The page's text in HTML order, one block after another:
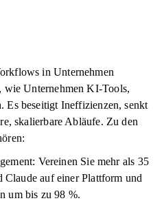
in Unternehmen
wie Unternehmen KI-Tools,
Es beseitigt Ineffizienzen, senkt
skalierbare Abläufe. Zu den
Vereinen Sie mehr als 35
auf einer Plattform und
um bis zu 98 %.